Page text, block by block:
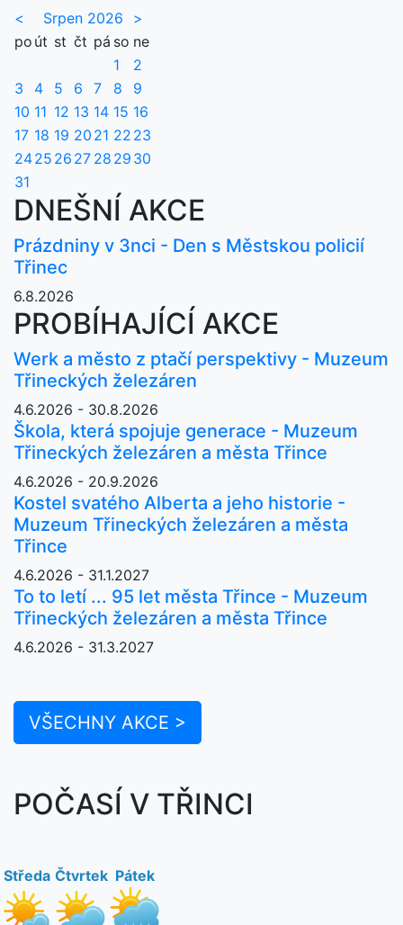
< Srpen 2026
>
po út st čt pá so ne
1
2
3
4 5 6 7 8
9
10 11 12 13 14 15 16
17 18 19 20 21 22 23
2425 26 27 28 29 30
31
DNEŠNÍ AKCE
Prázdniny v 3nci - Den s Městskou policií
Třinec
6.8.2026
PROBÍHAJÍCÍ AKCE
Werk a město z ptačí perspektivy - Muzeum
Třineckých železáren
4.6.2026 - 30.8.2026
Škola, která spojuje generace - Muzeum
Třineckých železáren a města Třince
4.6.2026 - 20.9.2026
Kostel svatého Alberta a jeho historie -
Muzeum Třineckých železáren a města
Třince
4.6.2026 - 31.1.2027
To to letí ... 95 let města Třince - Muzeum
Třineckých železáren a města Třince
4.6.2026 - 31.3.2027
VŠECHNY AKCE >
POČASÍ V TŘINCI
Středa Čtvrtek Pátek